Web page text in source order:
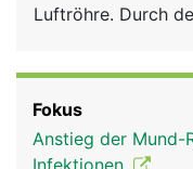
Rubriken
Luftröhre. Durch
Luftröhre liegt der
Stimmbändern,
Fokus
Anstieg der Mund-
Infektionen